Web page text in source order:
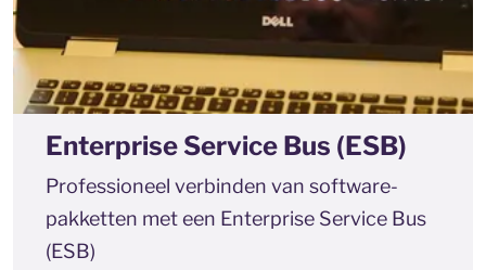
Enterprise Service Bus (ESB)
Professioneel verbinden van software-
pakketten met een Enterprise Service Bus
(ESB)